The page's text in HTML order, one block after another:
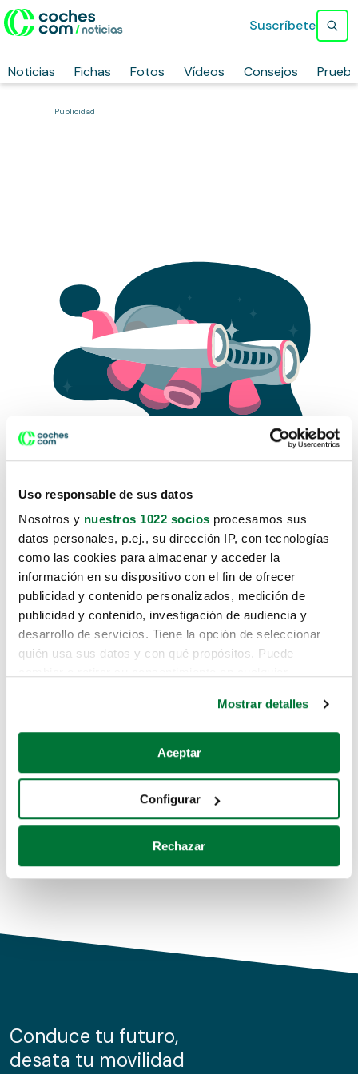
Uso responsable de sus datos
Nosotros y nuestros 1022 socios procesamos sus
datos personales, p.ej., su dirección IP, con tecnologías
como las cookies para almacenar y acceder la
información en su dispositivo con el fin de ofrecer
publicidad y contenido personalizados, medición de
publicidad y contenido, investigación de audiencia y
desarrollo de servicios. Tiene la opción de seleccionar
quién usa sus datos y con qué propósitos. Puede
Si lo permite, también quisiéramos:
Recopilar información sobre su ubicación geográfica
Identificar su dispositivo analizándolo activamente
para buscar características específicas (huellas
Obtenga más información sobre cómo se procesan sus
de cookies.
información sobre el uso que haga del sitio web con
nuestros partners de redes sociales, publicidad y análisis
Mostrar detalles
Aceptar
Configurar
Rechazar
Noticias Fichas Fotos Vídeos Consejos
Suscríbete
Publicidad
Lo sentimos, no sabemos como
te hemos traido hasta aquí.
Pero puedes encontrar el coche que estás
buscando en alguno de estos enlaces:
Coches de segunda mano
Coches de km0
Conduce tu futuro,
desata tu movilidad